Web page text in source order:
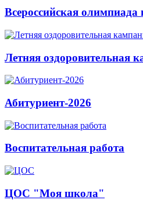
Всероссийская
Летняя оздоровительная
Абитуриент-2026
Воспитательная работа
ЦОС "Моя школа"